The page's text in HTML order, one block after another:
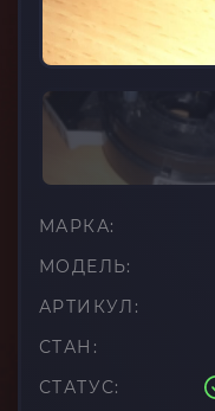
МАРКА:
МОДЕЛЬ:
АРТИКУЛ:
СТАН:
СТАТУС: